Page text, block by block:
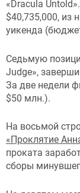
«Dracula
$40,735,000, из
уикенда
Седьмую
Judge»,
За две недели
$50 млн.).
На восьмой
«Проклятие
проката
сборы